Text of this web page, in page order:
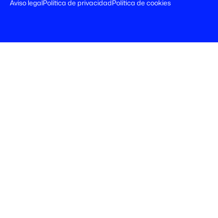
Aviso legalPolítica de privacidadPolítica de cookies